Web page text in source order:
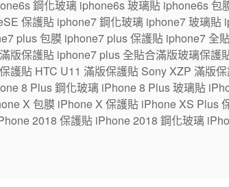
鋼化玻璃 iphone6s 玻璃貼 iphone6s 包
保護貼 iphone7 鋼化玻璃 iphone7 玻璃貼
plus 包膜 iphone7 plus 保護貼 iphone7 全
版保護貼 iphone7 plus 全貼合滿版玻璃保護
護貼 HTC U11 滿版保護貼 Sony XZP 滿版
8 Plus 鋼化玻璃 iPhone 8 Plus 玻璃貼
X 包膜 iPhone X 保護貼 iPhone XS Plus
2018 保護貼 iPhone 2018 鋼化玻璃